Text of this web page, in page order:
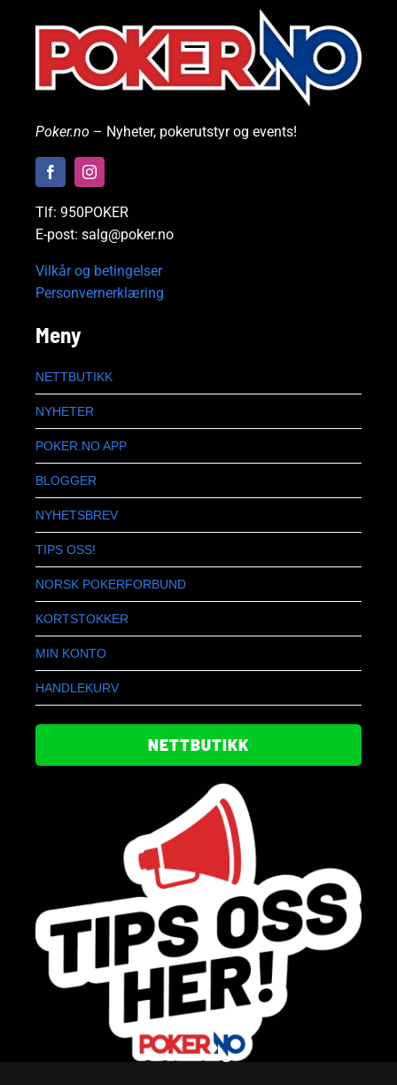
Poker.no – Nyheter, pokerutstyr og events!
Tlf: 950POKER
E-post: salg@poker.no
Vilkår og betingelser
Personvernerklæring
Meny
NETTBUTIKK
NYHETER
POKER.NO APP
BLOGGER
NYHETSBREV
TIPS OSS!
NORSK POKERFORBUND
KORTSTOKKER
MIN KONTO
HANDLEKURV
NETTBUTIKK